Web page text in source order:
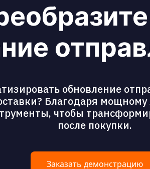
обновление
Благодаря мощному
чтобы
после покупки.
Заказать демонстрацию